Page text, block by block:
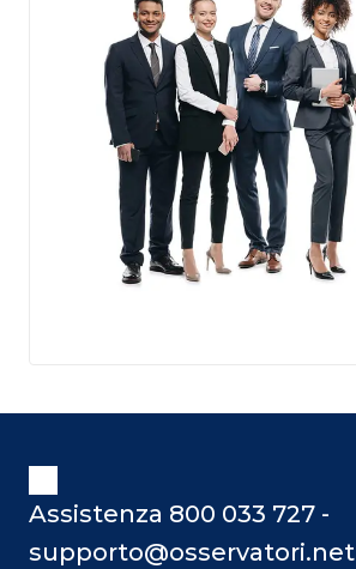
Assistenza 800 033 727 -
supporto@osservatori.net